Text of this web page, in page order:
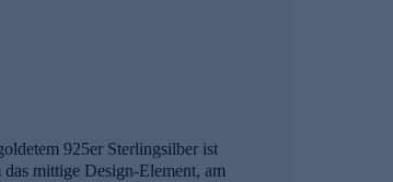
925er Sterlingsilber ist
mittige Design-Element, am